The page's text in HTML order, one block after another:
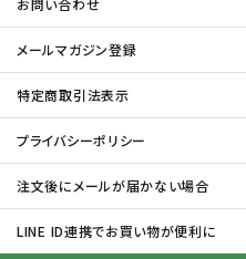
お問い合わせ
メールマガジン登録
特定商取引法表示
プライバシーポリシー
注文後にメールが届かない場合
LINE ID連携でお買い物が便利に